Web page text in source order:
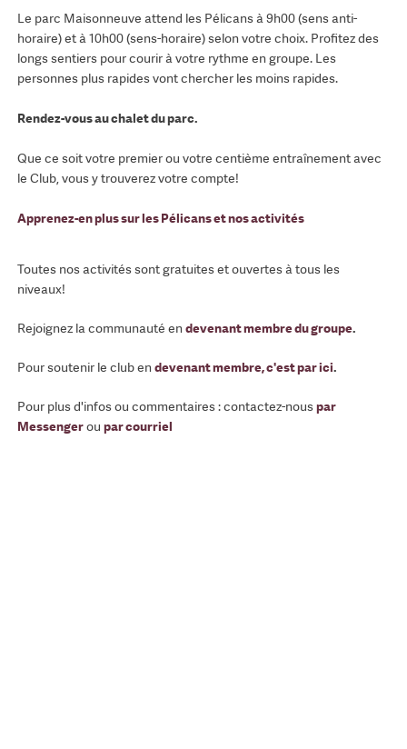
Le parc Maisonneuve attend les Pélicans à 9h00 (sens anti-
horaire) et à 10h00 (sens-horaire) selon votre choix. Profitez des
longs sentiers pour courir à votre rythme en groupe. Les
personnes plus rapides vont chercher les moins rapides.
Rendez-vous au chalet du parc.
Que ce soit votre premier ou votre centième entraînement avec
le Club, vous y trouverez votre compte!
Apprenez-en plus sur les Pélicans et nos activités
Toutes nos activités sont gratuites et ouvertes à tous les
niveaux!
Rejoignez la communauté endevenant membre du groupe.
Pour soutenir le club endevenant membre, c'est par ici.
Pour plus d'infos ou commentaires : contactez-nouspar
Messengerou par courriel